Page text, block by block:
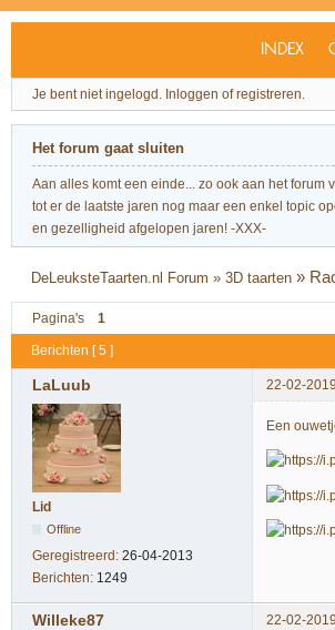
INDEX
Je bent niet ingelogd. Inloggen of registreren.
Het forum gaat sluiten
Aan alles komt een einde... zo ook aan het
tot er de laatste jaren nog maar een enkel topic
en gezelligheid afgelopen jaren! -XXX-
DeLeuksteTaarten.nl Forum »3D taarten »
Pagina's 1
Berichten [ 5 ]
LaLuub 22-02-
Lid
Offline
Geregistreerd: 26-04-2013
Berichten: 1249
Een
Willeke87
22-02-